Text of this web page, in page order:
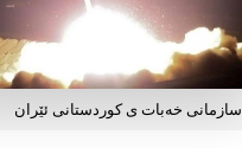
سازمانی خەبات ی کوردستانی ئێران